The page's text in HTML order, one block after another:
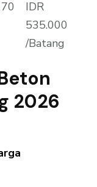
IDR
535.000
/Batang
2026